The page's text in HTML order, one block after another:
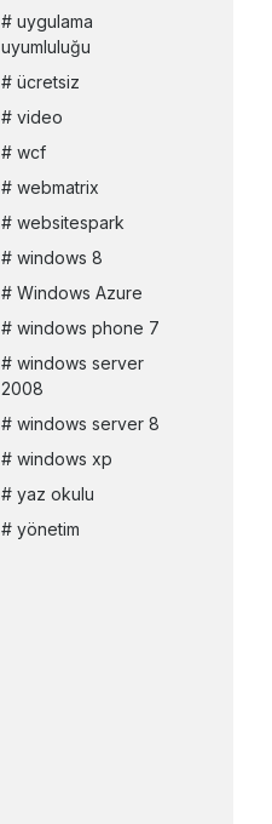
uygulama
uyumluluğu
ücretsiz
video
wcf
webmatrix
websitespark
windows 8
Windows Azure
windows phone 7
windows server
2008
windows server 8
windows xp
yaz okulu
yönetim